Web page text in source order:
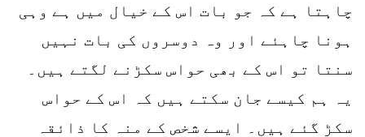
چاہتا ہے کہ جو بات اس کے خیال میں ہے وہی
ہونا چاہئے اور وہ دوسروں کی بات نہیں
سنتا تو اس کے بھی حواس سکڑنے لگتے ہیں۔
یہ ہم کیسے جان سکتے ہیں کہ اس کے حواس
سکڑ گئے ہیں۔ ایسے شخص کے منہ کا ذائقہ